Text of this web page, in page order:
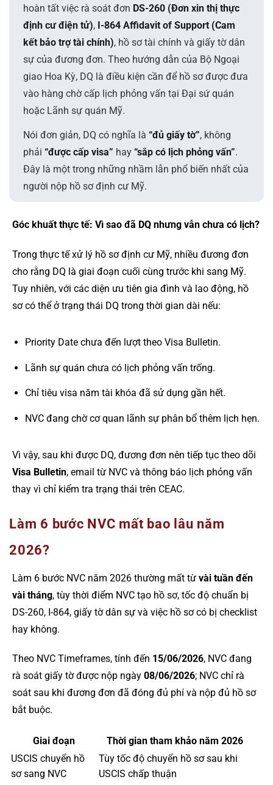
hoàn tất việc rà soát đơn DS-260 (Đơn xin thị thực
định cư điện tử), I-864 Affidavit of Support (Cam
kết bảo trợ tài chính), hồ sơ tài chính và giấy tờ dân
sự của đương đơn. Theo hướng dẫn của Bộ Ngoại
giao Hoa Kỳ, DQ là điều kiện cần để hồ sơ được đưa
vào hàng chờ cấp lịch phỏng vấn tại Đại sứ quán
hoặc Lãnh sự quán Mỹ.
Nói đơn giản, DQ có nghĩa là “đủ giấy tờ”, không
phải “được cấp visa” hay “sắp có lịch phỏng vấn”.
Đây là một trong những nhầm lẫn phổ biến nhất của
người nộp hồ sơ định cư Mỹ.
Góc khuất thực tế: Vì sao đã DQ nhưng vẫn chưa có lịch?
Trong thực tế xử lý hồ sơ định cư Mỹ, nhiều đương đơn
cho rằng DQ là giai đoạn cuối cùng trước khi sang Mỹ.
Tuy nhiên, với các diện ưu tiên gia đình và lao động, hồ
sơ có thể ở trạng thái DQ trong thời gian dài nếu:
Priority Date chưa đến lượt theo Visa Bulletin.
Lãnh sự quán chưa có lịch phỏng vấn trống.
Chỉ tiêu visa năm tài khóa đã sử dụng gần hết.
NVC đang chờ cơ quan lãnh sự phân bổ thêm lịch hẹn.
Vì vậy, sau khi được DQ, đương đơn nên tiếp tục theo dõi
Visa Bulletin, email từ NVC và thông báo lịch phỏng vấn
thay vì chỉ kiểm tra trạng thái trên CEAC.
Làm 6 bước NVC mất bao lâu năm
2026?
Làm 6 bước NVC năm 2026 thường mất từ vài tuần đến
vài tháng, tùy thời điểm NVC tạo hồ sơ, tốc độ chuẩn bị
DS-260, I-864, giấy tờ dân sự và việc hồ sơ có bị checklist
hay không.
Theo NVC Timeframes, tính đến 15/06/2026, NVC đang
rà soát giấy tờ được nộp ngày 08/06/2026; NVC chỉ rà
soát sau khi đương đơn đã đóng đủ phí và nộp đủ hồ sơ
bắt buộc.
Giai đoạn
Thời gian tham khảo năm 2026
USCIS chuyển hồ
sơ sang NVC
Tùy tốc độ chuyển hồ sơ sau khi
USCIS chấp thuận